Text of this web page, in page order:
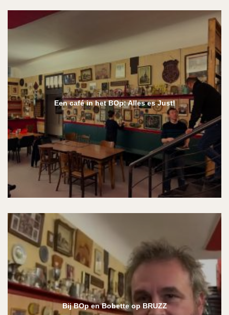
Een café in het BOp: Alles es Just!
Bij BOp en Bobette op BRUZZ